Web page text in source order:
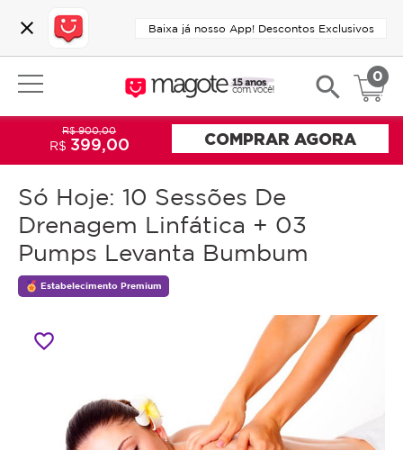
close Baixa já nosso App! Descontos Exclusivos
search 0
Só Hoje: 10 Sessões De
Drenagem Linfática + 03
Pumps Levanta Bumbum
Estabelecimento Premium
favorite_border
R$ 900,00
R$ 399,00 COMPRAR AGORA